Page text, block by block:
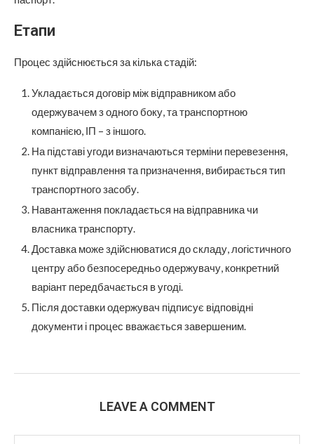
Етапи
Процес здійснюється за кілька стадій:
Укладається договір між відправником або
одержувачем з одного боку, та транспортною
компанією, ІП – з іншого.
На підставі угоди визначаються терміни перевезення,
пункт відправлення та призначення, вибирається тип
транспортного засобу.
Навантаження покладається на відправника чи
власника транспорту.
Доставка може здійснюватися до складу, логістичного
центру або безпосередньо одержувачу, конкретний
варіант передбачається в угоді.
Після доставки одержувач підписує відповідні
документи і процес вважається завершеним.
LEAVE A COMMENT